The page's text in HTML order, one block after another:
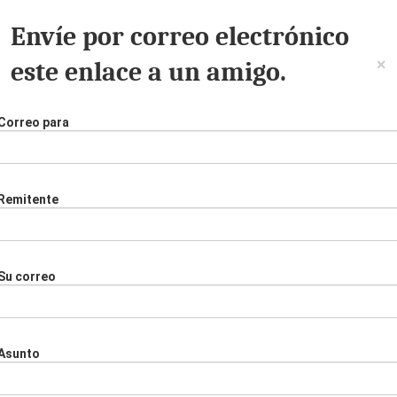
Envíe por correo electrónico
este enlace a un amigo.
×
para
correo